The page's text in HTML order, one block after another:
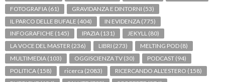
FOTOGRAFIA (61) GRAVIDANZA E DINTORNI (53)
IL PARCO DELLE BUFALE (404) IN EVIDENZA (775)
INFOGRAFICHE (145) IPAZIA (131) JEKYLL (80)
LA VOCE DEL MASTER (236) LIBRI (273) MELTING POD (8)
MULTIMEDIA (103) OGGISCIENZA TV (30) PODCAST (94)
POLITICA (158) ricerca (2083) RICERCANDO ALL'ESTERO (158)